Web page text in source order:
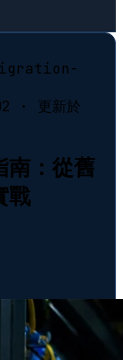
· 更新於
南：從舊
戰